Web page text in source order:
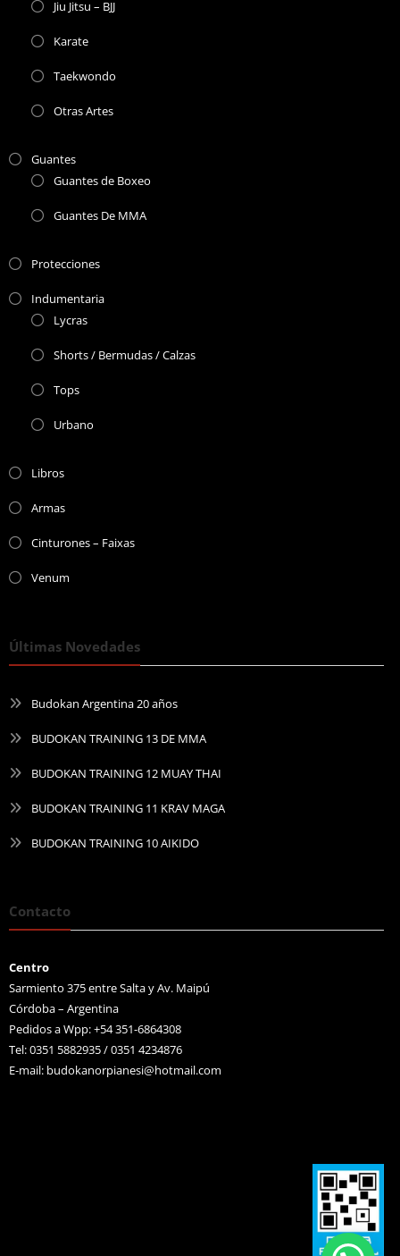
Jiu Jitsu – BJJ
Karate
Taekwondo
Otras Artes
Guantes
Guantes de Boxeo
Guantes De MMA
Protecciones
Indumentaria
Lycras
Shorts / Bermudas / Calzas
Tops
Urbano
Libros
Armas
Cinturones – Faixas
Venum
Últimas Novedades
Budokan Argentina 20 años
BUDOKAN TRAINING 13 DE MMA
BUDOKAN TRAINING 12 MUAY THAI
BUDOKAN TRAINING 11 KRAV MAGA
BUDOKAN TRAINING 10 AIKIDO
Contacto
Centro
Sarmiento 375 entre Salta y Av. Maipú
Córdoba – Argentina
Pedidos a Wpp: +54 351-6864308
Tel: 0351 5882935 / 0351 4234876
E-mail: budokanorpianesi@hotmail.com